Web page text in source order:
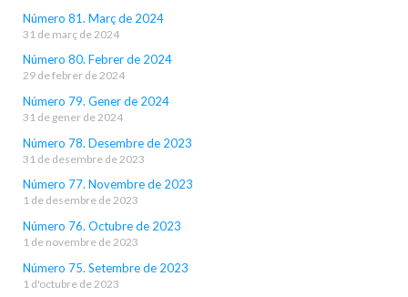
Número 81. Març de 2024
31 de març de 2024
Número 80. Febrer de 2024
29 de febrer de 2024
Número 79. Gener de 2024
31 de gener de 2024
Número 78. Desembre de 2023
31 de desembre de 2023
Número 77. Novembre de 2023
1 de desembre de 2023
Número 76. Octubre de 2023
1 de novembre de 2023
Número 75. Setembre de 2023
1 d'octubre de 2023